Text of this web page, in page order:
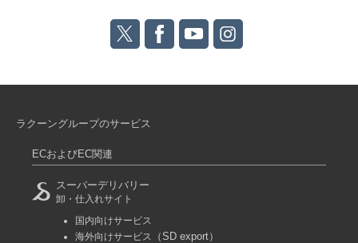
ラクーングループのサービス
ECおよびEC関連
スーパーデリバリー
卸・仕入れサイト
国内向けサービス
海外向けサービス
（SD export）